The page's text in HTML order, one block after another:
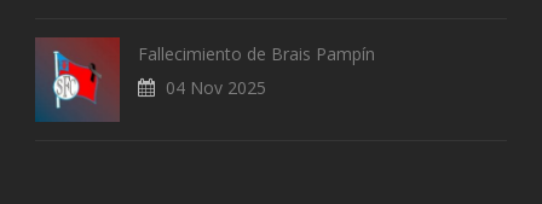
Fallecimiento de Brais Pampín
04 Nov 2025